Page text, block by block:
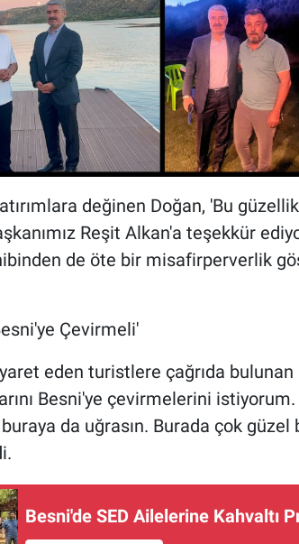
değinen Doğan, 'Bu
Reşit Alkan'a teşekkür
de öte bir misafirperverlik
Çevirmeli'
eden turistlere çağrıda
Besni'ye çevirmelerini istiyorum.
da uğrasın. Burada çok
Besni'de SED Ailelerine Kahvaltı